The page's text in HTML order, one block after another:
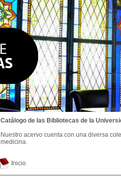
Inicio
Catálogo de las Bibliotecas de la
Nuestro acervo cuenta con una diversa
medicina.